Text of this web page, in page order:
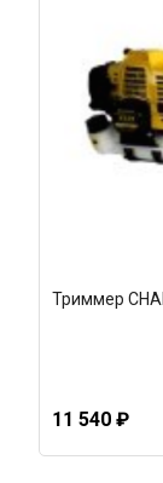
Триммер
11 540 ₽